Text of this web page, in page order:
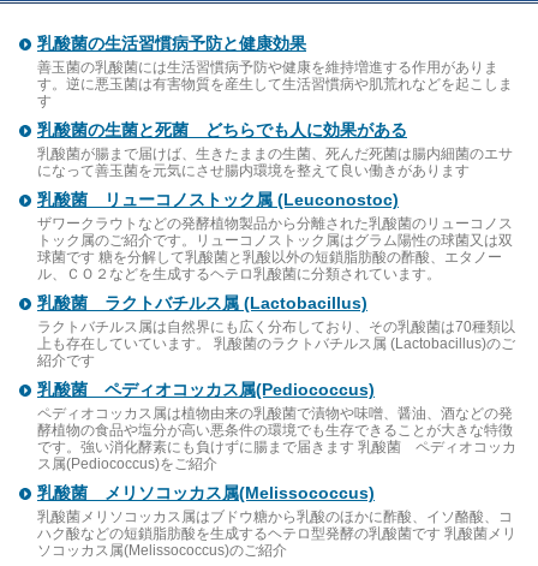
乳酸菌の生活習慣病予防と健康効果
善玉菌の乳酸菌には生活習慣病予防や健康を維持増進する作用がありま
す。逆に悪玉菌は有害物質を産生して生活習慣病や肌荒れなどを起こしま
す
乳酸菌の生菌と死菌 どちらでも人に効果がある
乳酸菌が腸まで届けば、生きたままの生菌、死んだ死菌は腸内細菌のエサ
になって善玉菌を元気にさせ腸内環境を整えて良い働きがあります
乳酸菌 リューコノストック属 (Leuconostoc)
ザワークラウトなどの発酵植物製品から分離された乳酸菌のリューコノス
トック属のご紹介です。リューコノストック属はグラム陽性の球菌又は双
球菌です 糖を分解して乳酸菌と乳酸以外の短鎖脂肪酸の酢酸、エタノー
ル、ＣＯ２などを生成するヘテロ乳酸菌に分類されています。
乳酸菌 ラクトバチルス属 (Lactobacillus)
ラクトバチルス属は自然界にも広く分布しており、その乳酸菌は70種類以
上も存在していています。 乳酸菌のラクトバチルス属 (Lactobacillus)のご
紹介です
乳酸菌 ペディオコッカス属(Pediococcus)
ペディオコッカス属は植物由来の乳酸菌で漬物や味噌、醤油、酒などの発
酵植物の食品や塩分が高い悪条件の環境でも生存できることが大きな特徴
です。強い消化酵素にも負けずに腸まで届きます 乳酸菌 ペディオコッカ
ス属(Pediococcus)をご紹介
乳酸菌 メリソコッカス属(Melissococcus)
乳酸菌メリソコッカス属はブドウ糖から乳酸のほかに酢酸、イソ酪酸、コ
ハク酸などの短鎖脂肪酸を生成するヘテロ型発酵の乳酸菌です 乳酸菌メリ
ソコッカス属(Melissococcus)のご紹介